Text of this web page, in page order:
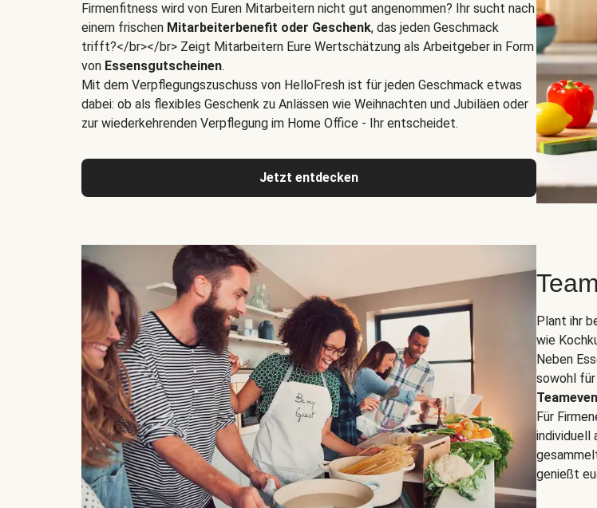
Firmenfitness wird von Euren Mitarbeitern nicht gut angenommen? Ihr sucht nach
einem frischen Mitarbeiterbenefit oder Geschenk, das jeden Geschmack
trifft?</br></br> Zeigt Mitarbeitern Eure Wertschätzung als Arbeitgeber in Form
von Essensgutscheinen.
Mit dem Verpflegungszuschuss von HelloFresh ist für jeden Geschmack etwas
dabei: ob als flexibles Geschenk zu Anlässen wie Weihnachten und Jubiläen oder
zur wiederkehrenden Verpflegung im Home Office - Ihr entscheidet.
Jetzt entdecken
Plant ihr
wie
Neben
sowohl
Für
individuell
genießt